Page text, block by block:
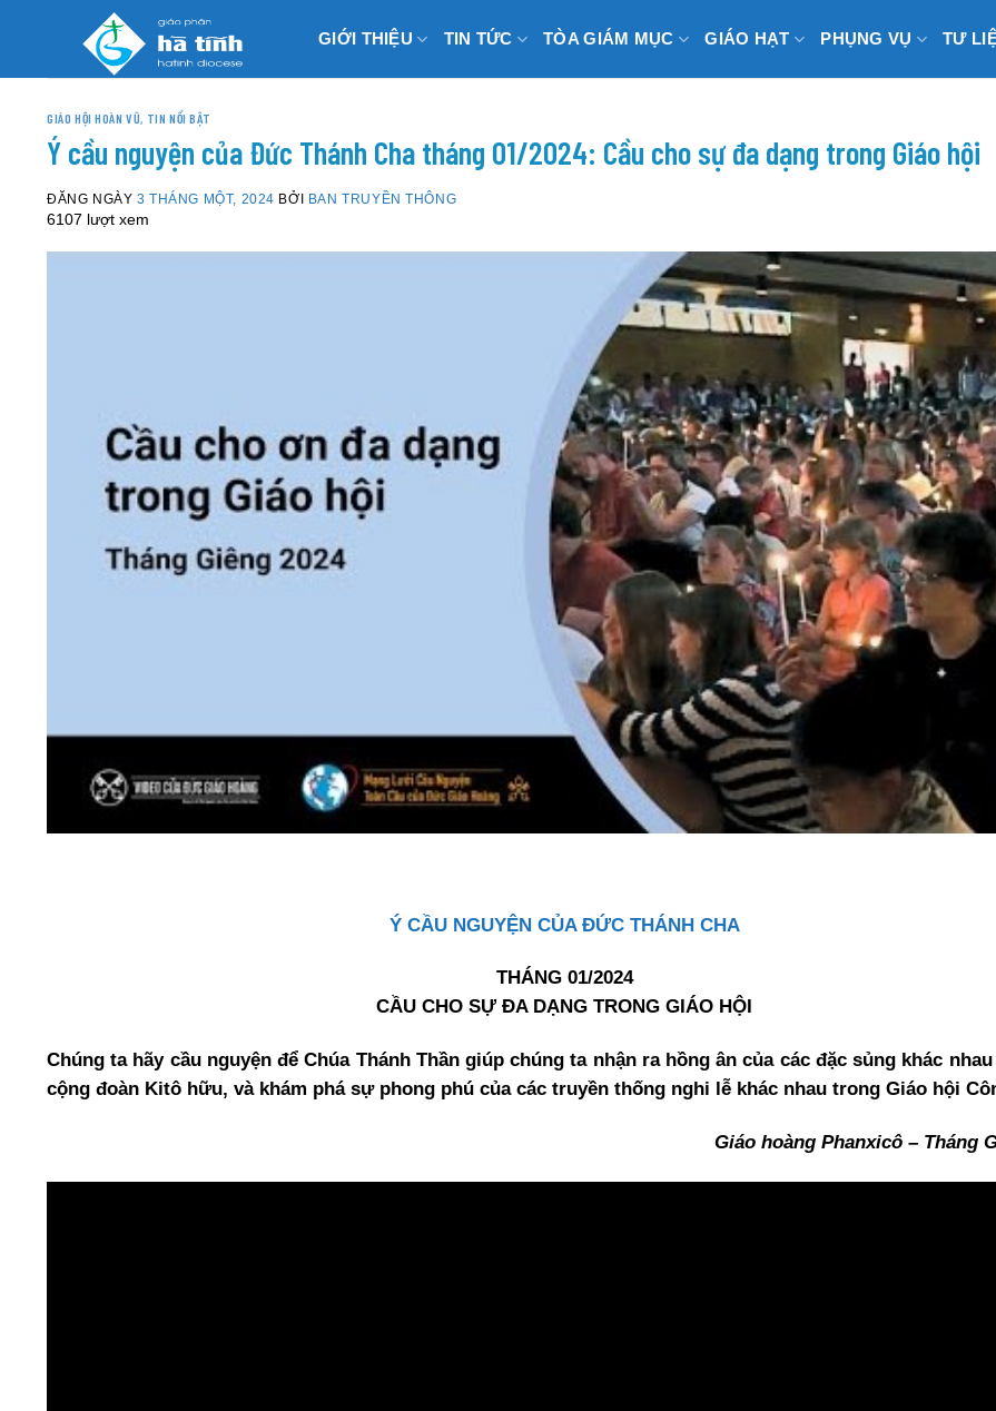
GIỚI THIỆU TIN TỨC TÒA GIÁM MỤC GIÁO HẠT PHỤNG VỤ TƯ
GIÁO HỘI HOÀN VŨ, TIN NỔI BẬT
Ý cầu nguyện của Đức Thánh Cha tháng 01/2024: Cầu cho sự đa dạng trong Giáo hội
ĐĂNG NGÀY 3 THÁNG MỘT, 2024 BỞI BAN TRUYỀN THÔNG
6107 lượt xem
Ý CẦU NGUYỆN CỦA ĐỨC THÁNH CHA
THÁNG 01/2024
CẦU CHO SỰ ĐA DẠNG TRONG GIÁO HỘI
Chúng ta hãy cầu nguyện để Chúa Thánh Thần giúp chúng ta nhận ra hồng ân của các đặc sủng khác
cộng đoàn Kitô hữu, và khám phá sự phong phú của các truyền thống nghi lễ khác nhau trong Giáo hội
Giáo hoàng Phanxicô – Tháng